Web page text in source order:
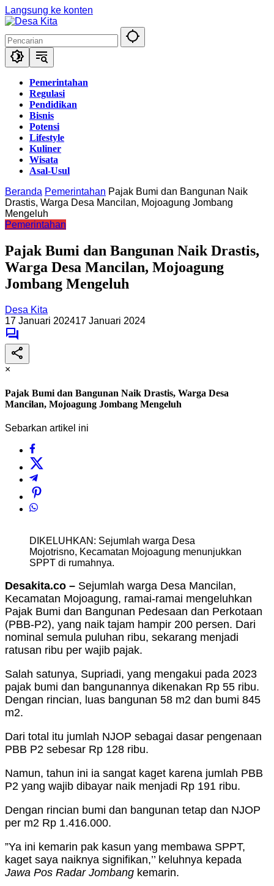
Langsung ke konten
Pemerintahan
Regulasi
Pendidikan
Bisnis
Potensi
Lifestyle
Kuliner
Wisata
Asal-Usul
Beranda Pemerintahan Pajak Bumi dan Bangunan Naik
Drastis, Warga Desa Mancilan, Mojoagung Jombang
Mengeluh
Pemerintahan
Pajak Bumi dan Bangunan Naik Drastis,
Warga Desa Mancilan, Mojoagung
Jombang Mengeluh
Desa Kita
17 Januari 202417 Januari 2024
×
Pajak Bumi dan Bangunan Naik Drastis, Warga Desa
Mancilan, Mojoagung Jombang Mengeluh
Sebarkan artikel ini
DIKELUHKAN: Sejumlah warga Desa
Mojotrisno, Kecamatan Mojoagung menunjukkan
SPPT di rumahnya.
Desakita.co – Sejumlah warga Desa Mancilan,
Kecamatan Mojoagung, ramai-ramai mengeluhkan
Pajak Bumi dan Bangunan Pedesaan dan Perkotaan
(PBB-P2), yang naik tajam hampir 200 persen. Dari
nominal semula puluhan ribu, sekarang menjadi
ratusan ribu per wajib pajak.
Salah satunya, Supriadi, yang mengakui pada 2023
pajak bumi dan bangunannya dikenakan Rp 55 ribu.
Dengan rincian, luas bangunan 58 m2 dan bumi 845
m2.
Dari total itu jumlah NJOP sebagai dasar pengenaan
PBB P2 sebesar Rp 128 ribu.
Namun, tahun ini ia sangat kaget karena jumlah PBB
P2 yang wajib dibayar naik menjadi Rp 191 ribu.
Dengan rincian bumi dan bangunan tetap dan NJOP
per m2 Rp 1.416.000.
”Ya ini kemarin pak kasun yang membawa SPPT,
kaget saya naiknya signifikan,’’ keluhnya kepada
Jawa Pos Radar Jombang kemarin.